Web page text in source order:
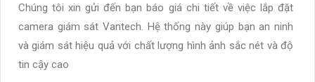
Chúng tôi xin gửi đến bạn báo giá chi tiết về việc lắp đặt
camera giám sát Vantech. Hệ thống này giúp bạn an ninh
và giám sát hiệu quả với chất lượng hình ảnh sắc nét và độ
tin cậy cao